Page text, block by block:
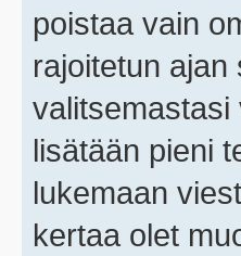
poistaa vain
rajoitetun
valitsemastasi
lisätään pieni
lukemaan
kertaa olet